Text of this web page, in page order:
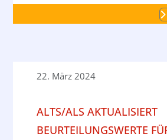
22. März 2024
ALTS/ALS AKTUALISIERT
BEURTEILUNGSWERTE